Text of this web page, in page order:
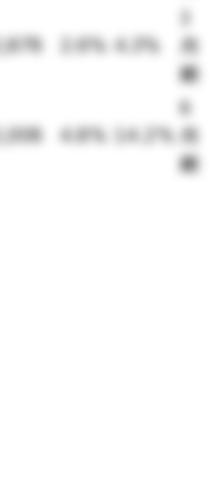
2,878 2.6% 4.3%
3
月
期
2,008 4.8% 14.2%
6
月
期